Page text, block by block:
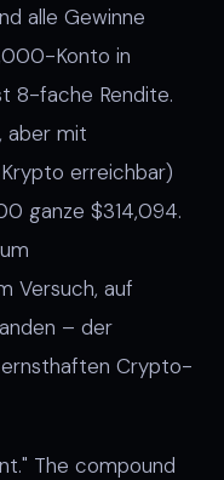
alle Gewinne
Konto in
8-fache Rendite.
aber mit
erreichbar)
ganze $314,094.
Versuch, auf
– der
Crypto-
The compound